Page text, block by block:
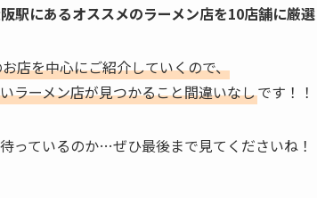
駅にあるオススメのラーメン店を10店舗に厳選
店を中心にご紹介していくので、
ラーメン店が見つかること間違いなしです！！
っているのか…ぜひ最後まで見てくださいね！